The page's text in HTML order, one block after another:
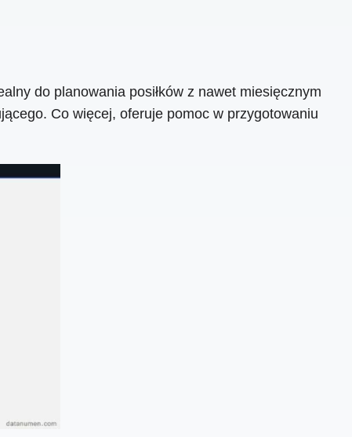
do planowania posiłków z nawet miesięcznym
Co więcej, oferuje pomoc w przygotowaniu